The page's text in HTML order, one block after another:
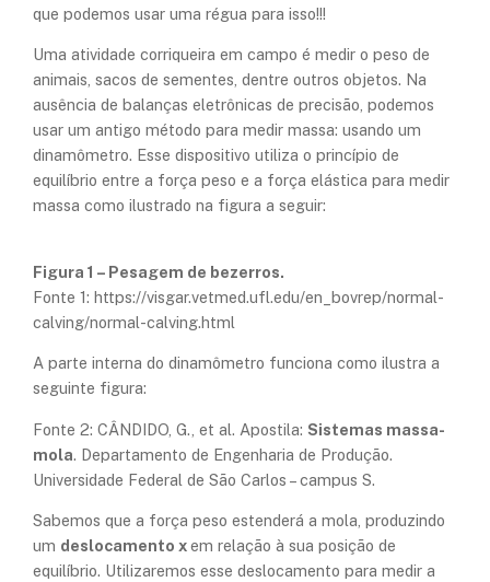
que podemos usar uma régua para isso!!!
Uma atividade corriqueira em campo é medir o peso de
animais, sacos de sementes, dentre outros objetos. Na
ausência de balanças eletrônicas de precisão, podemos
usar um antigo método para medir massa: usando um
dinamômetro. Esse dispositivo utiliza o princípio de
equilíbrio entre a força peso e a força elástica para medir
massa como ilustrado na figura a seguir:
Figura 1 – Pesagem de bezerros.
Fonte 1: https://visgar.vetmed.ufl.edu/en_bovrep/normal-
calving/normal-calving.html
A parte interna do dinamômetro funciona como ilustra a
seguinte figura:
Fonte 2: CÂNDIDO, G., et al. Apostila: Sistemas massa-
mola. Departamento de Engenharia de Produção.
Universidade Federal de São Carlos – campus S.
Sabemos que a força peso estenderá a mola, produzindo
um deslocamento xem relação à sua posição de
equilíbrio. Utilizaremos esse deslocamento para medir a